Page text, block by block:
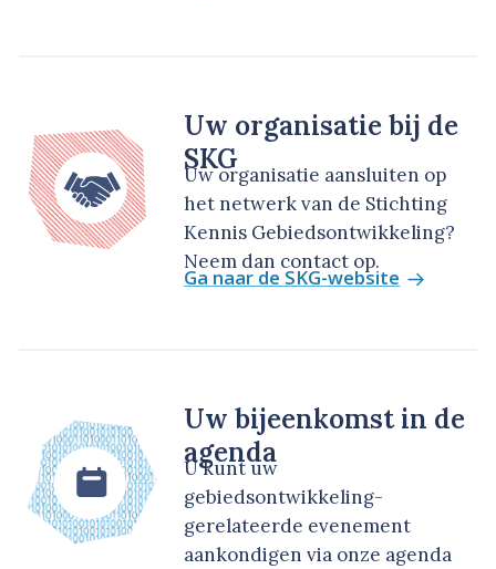
Uw organisatie bij de
SKG
Uw organisatie aansluiten op
het netwerk van de Stichting
Kennis Gebiedsontwikkeling?
Neem dan contact op.
Ga naar de SKG-website
Uw bijeenkomst in de
agenda
U kunt uw
gebiedsontwikkeling-
gerelateerde evenement
aankondigen via onze agenda